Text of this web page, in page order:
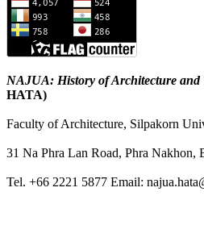
NAJUA: History of Architecture and
HATA)
Faculty of Architecture, Silpakorn
31 Na Phra Lan Road, Phra Nakhon,
Tel. +66 2221 5877 Email: